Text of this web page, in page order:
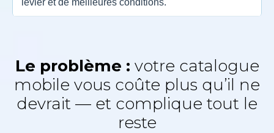
levier et de meilleures conditions.
Le problème : votre catalogue
mobile vous coûte plus qu’il ne
devrait — et complique tout le
reste